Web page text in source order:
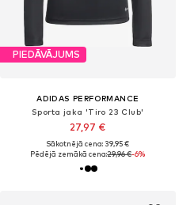
PIEDĀVĀJUMS
ADIDAS PERFORMANCE
Sporta jaka 'Tiro 23 Club'
27,97 €
Sākotnējā cena: 39,95 €
Pēdējā zemākā cena:29,96 €-6%